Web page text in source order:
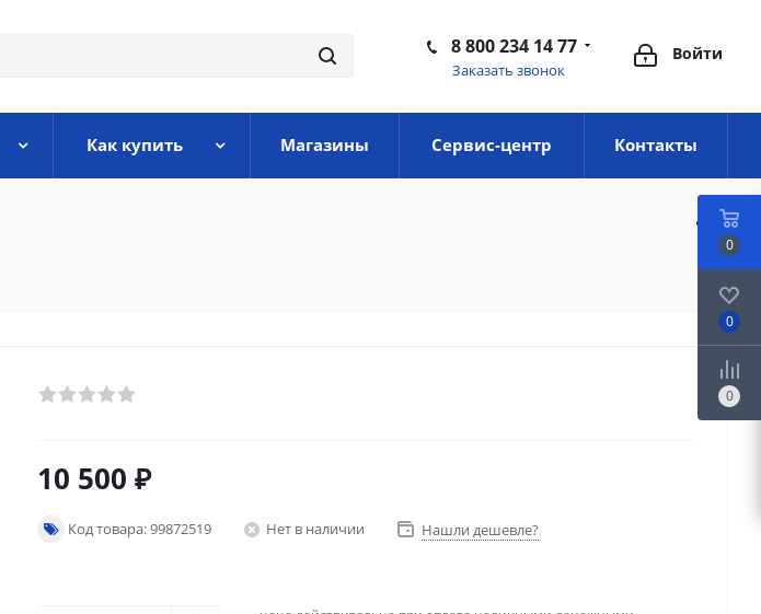
Войти
8 800 234 14 77
Заказать звонок
Как купить Магазины Сервис-центр Контакты
10 500 ₽
Код товара: 99872519 Нет в наличии Нашли дешевле?
0
0
0